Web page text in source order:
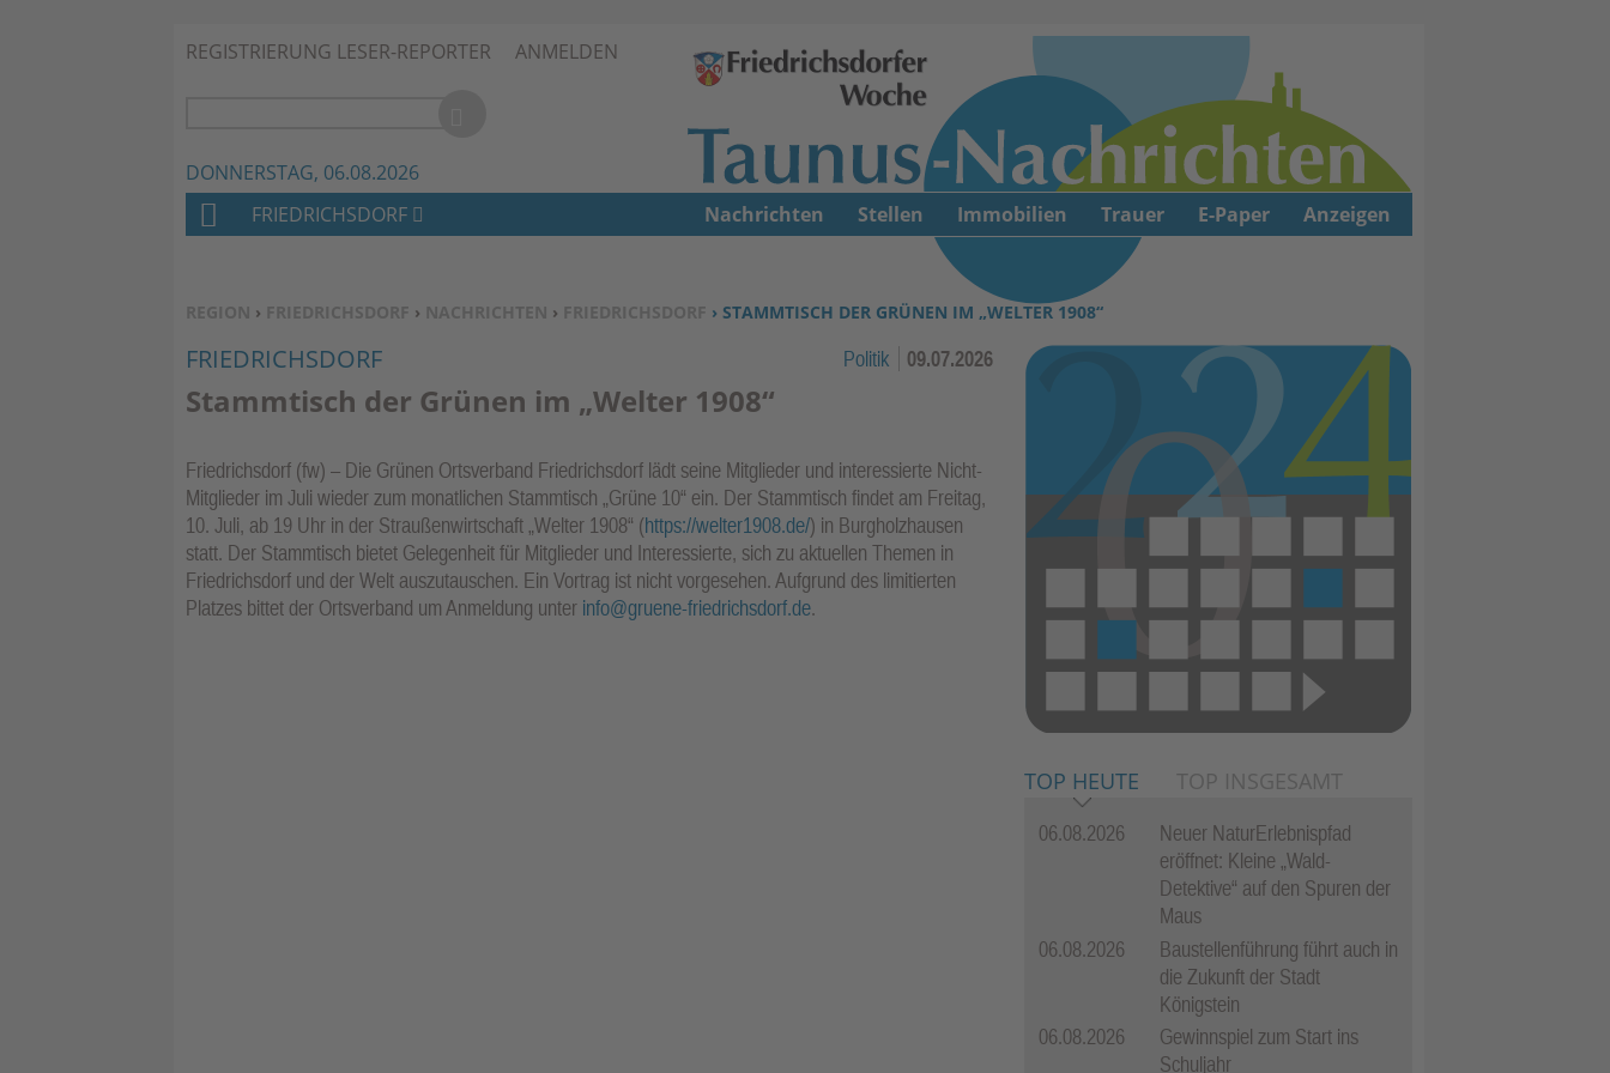
Zum Inhalt springen ↓
REGISTRIERUNG LESER-REPORTER ANMELDEN
DONNERSTAG, 06.08.2026
SIE BEFINDEN SICH HIER:
REGION › FRIEDRICHSDORF › NACHRICHTEN › FRIEDRICHSDORF › STAMMTISCH DER GRÜNEN IM „WELTER 1908“
FRIEDRICHSDORF Politik 09.07.2026
Stammtisch der Grünen im „Welter 1908“
Friedrichsdorf (fw) – Die Grünen Ortsverband Friedrichsdorf lädt seine Mitglieder und interessierte Nicht-
Mitglieder im Juli wieder zum monatlichen Stammtisch „Grüne 10“ ein. Der Stammtisch findet am Freitag,
10. Juli, ab 19 Uhr in der Straußenwirtschaft „Welter 1908“ (https://welter1908.de/) in Burgholzhausen
statt. Der Stammtisch bietet Gelegenheit für Mitglieder und Interessierte, sich zu aktuellen Themen in
Friedrichsdorf und der Welt auszutauschen. Ein Vortrag ist nicht vorgesehen. Aufgrund des limitierten
Platzes bittet der Ortsverband um Anmeldung unter info@gruene-friedrichsdorf.de.
TOP HEUTE TOP INSGESAMT
06.08.2026
Neuer NaturErlebnispfad
eröffnet: Kleine „Wald-
Detektive“ auf den Spuren der
Maus
06.08.2026
Baustellenführung führt auch in
die Zukunft der Stadt
Königstein
06.08.2026
Gewinnspiel zum Start ins
Schuljahr
H
M
E
FRIEDRICHSDORF Nachrichten Stellen Immobilien Trauer E-Paper Anzeigen